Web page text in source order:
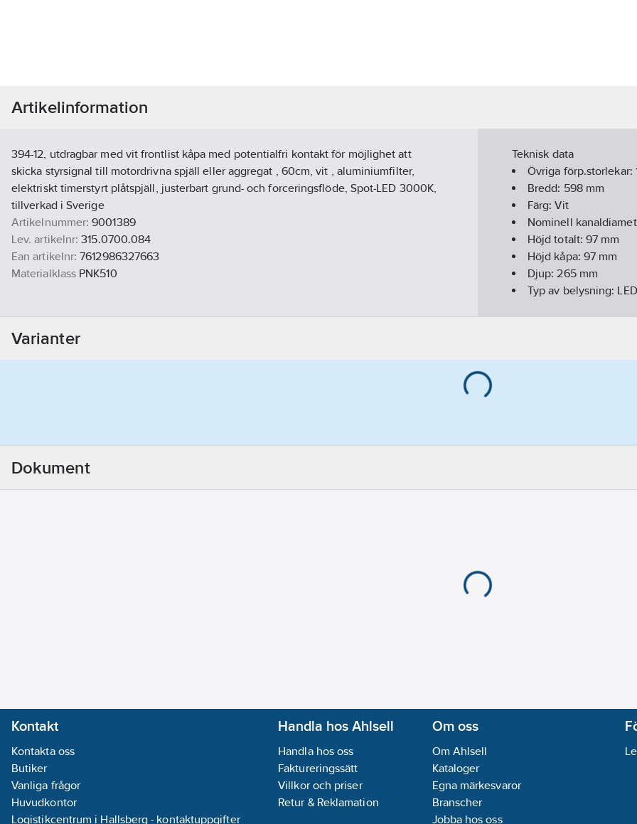
Artikelinformation
394-12, utdragbar med vit frontlist kåpa med potentialfri kontakt för möjlighet att
skicka styrsignal till motordrivna spjäll eller aggregat , 60cm, vit , aluminiumfilter,
elektriskt timerstyrt plåtspjäll, justerbart grund- och forceringsflöde, Spot-LED 3000K,
tillverkad i Sverige
Artikelnummer: 9001389
Lev. artikelnr: 315.0700.084
Ean artikelnr: 7612986327663
Materialklass PNK510
Teknisk data
Övriga förp.storlekar:
Bredd: 598mm
Färg:Vit
Nominell
Höjd totalt:97 mm
Höjd kåpa: 97 mm
Djup:265mm
Typ av belysning: LED
Typ av omkopplare/
Varianter
Dokument
Kontakt
Kontakta oss
Butiker
Vanliga frågor
Huvudkontor
Logistikcentrum i Hallsberg - kontaktuppgifter
Handla hos Ahlsell
Handla hos oss
Faktureringssätt
Villkor och priser
Retur & Reklamation
Om oss
Om Ahlsell
Kataloger
Egna märkesvaror
Branscher
Jobba hos oss